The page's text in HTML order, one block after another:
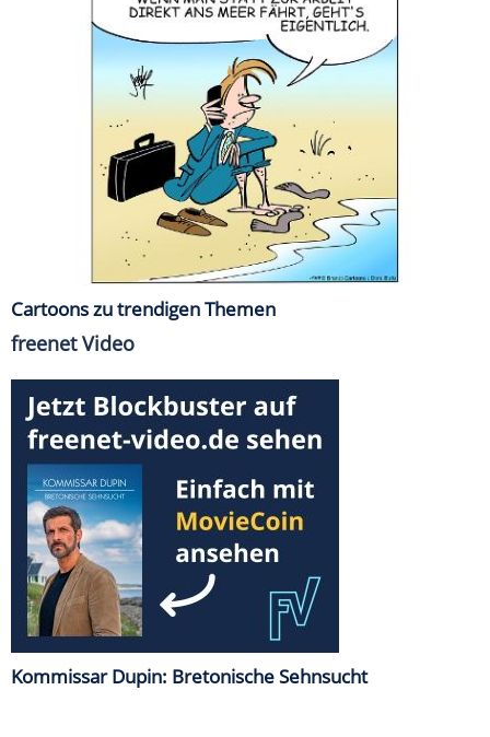
Cartoons zu trendigen Themen
freenet Video
Kommissar Dupin: Bretonische Sehnsucht